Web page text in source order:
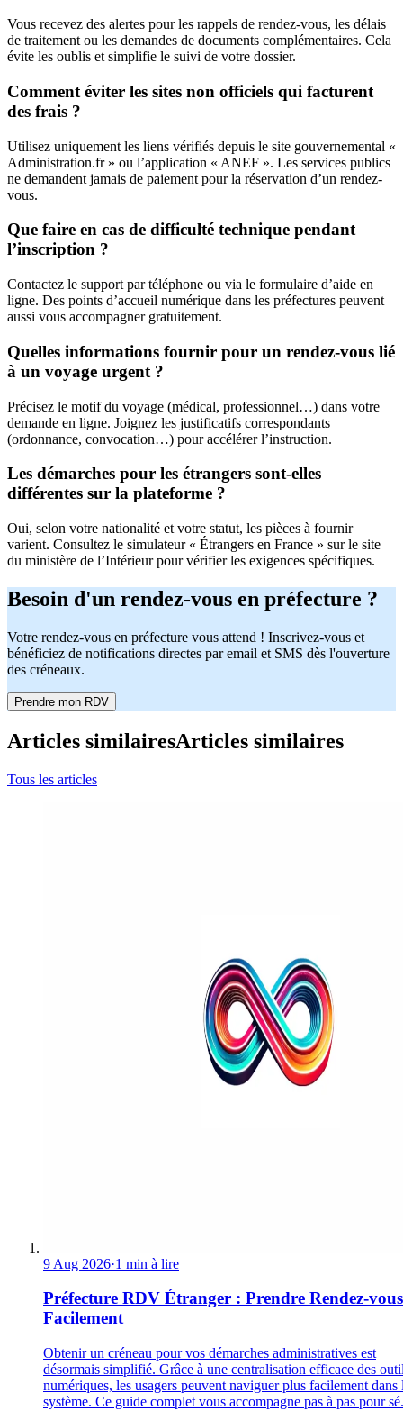
Vous recevez des alertes pour les rappels de rendez-vous, les délais
de traitement ou les demandes de documents complémentaires. Cela
évite les oublis et simplifie le suivi de votre dossier.
Comment éviter les sites non officiels qui facturent
des frais ?
Utilisez uniquement les liens vérifiés depuis le site gouvernemental «
Administration.fr » ou l’application « ANEF ». Les services publics
ne demandent jamais de paiement pour la réservation d’un rendez-
vous.
Que faire en cas de difficulté technique pendant
l’inscription ?
Contactez le support par téléphone ou via le formulaire d’aide en
ligne. Des points d’accueil numérique dans les préfectures peuvent
aussi vous accompagner gratuitement.
Quelles informations fournir pour un rendez-vous lié
à un voyage urgent ?
Précisez le motif du voyage (médical, professionnel…) dans votre
demande en ligne. Joignez les justificatifs correspondants
(ordonnance, convocation…) pour accélérer l’instruction.
Les démarches pour les étrangers sont-elles
différentes sur la plateforme ?
Oui, selon votre nationalité et votre statut, les pièces à fournir
varient. Consultez le simulateur « Étrangers en France » sur le site
du ministère de l’Intérieur pour vérifier les exigences spécifiques.
Besoin d'un rendez-vous en préfecture ?
Votre rendez-vous en préfecture vous attend ! Inscrivez-vous et
bénéficiez de notifications directes par email et SMS dès l'ouverture
des créneaux.
Prendre mon RDV
Articles similairesArticles similaires
Tous les articles
9 Aug 2026·1 min à lire
Préfecture RDV Étranger : Prendre Rendez-vous
Facilement
Obtenir un créneau pour vos démarches administratives est
désormais simplifié. Grâce à une centralisation efficace des
numériques, les usagers peuvent naviguer plus facilement dans
système. Ce guide complet vous accompagne pas à pas pour